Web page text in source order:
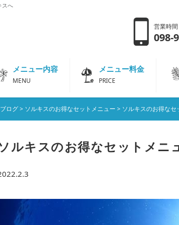
スへ
営業時
098-
メニュー内容
MENU
メニュー料金
PRICE
ブログ> ソルキスのお得なセットメニュー > ソルキスのお得な
ルキスのお得なセットメ